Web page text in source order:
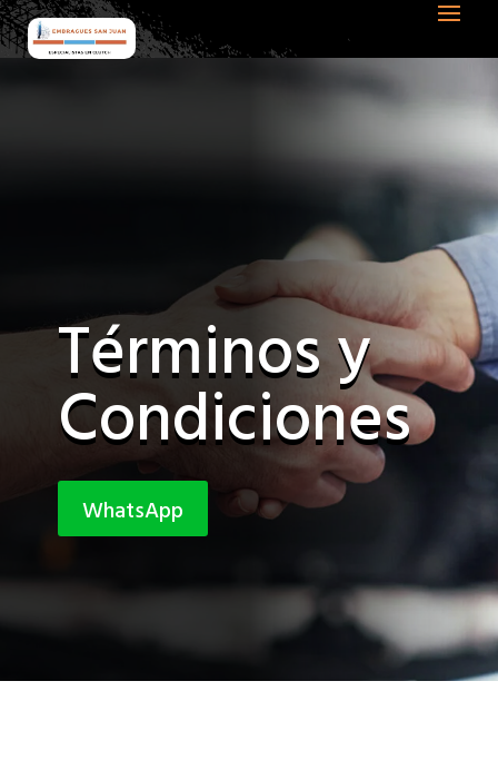
Términos y
Condiciones
WhatsApp